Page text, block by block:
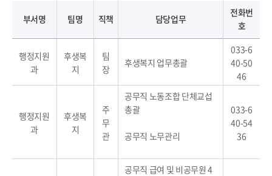
부서명 팀명 직책 담당업무
전화번
호
행정지원
과
후생복
지
팀
장
후생복지 업무총괄
033-6
40-50
46
행정지원
과
후생복
지
주
무
관
공무직 노동조합 단체교섭
총괄
공무직 노무관리
033-6
40-54
36
공무직 급여 및 비공무원 4